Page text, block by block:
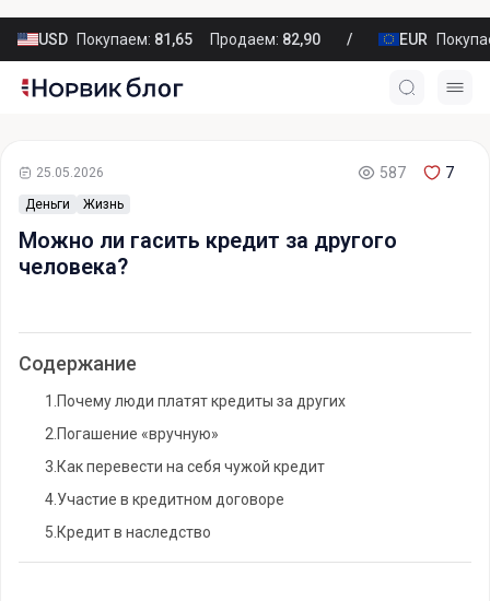
USD Покупаем: 81,65 Продаем: 82,90 EUR
Деньги Жизнь
25.05.2026 587 7
Можно ли гасить кредит за другого
человека?
Содержание
1. Почему люди платят кредиты за других
2. Погашение «вручную»
3. Как перевести на себя чужой кредит
4. Участие в кредитном договоре
5. Кредит в наследство